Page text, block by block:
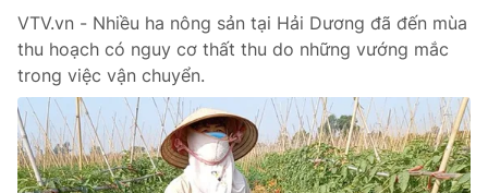
VTV.vn - Nhiều ha nông sản tại Hải Dương đã đến mùa
thu hoạch có nguy cơ thất thu do những vướng mắc
trong việc vận chuyển.